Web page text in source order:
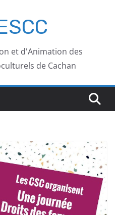
et d'Animation des
de Cachan